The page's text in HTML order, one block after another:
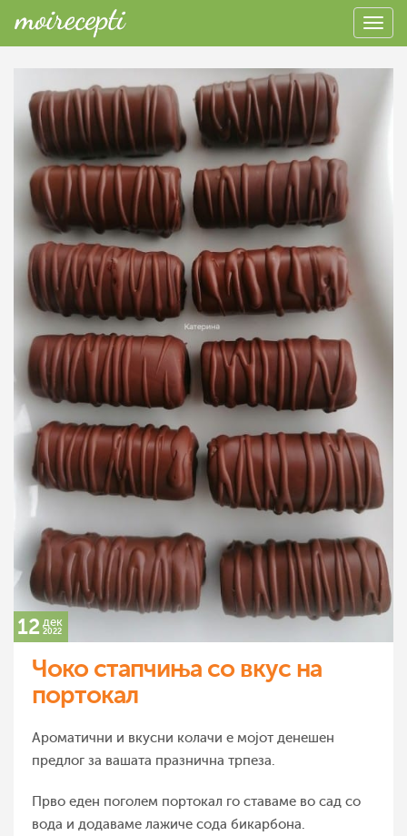
12 дек
2022
Чоко стапчиња со вкус на
портокал
Ароматични и вкусни колачи е мојот денешен
предлог за вашата празнична трпеза.
Прво еден поголем портокал го ставаме во сад со
вода и додаваме лажиче сода бикарбона.